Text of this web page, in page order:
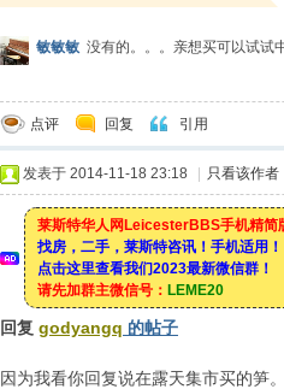
敏敏敏 没有的。。。亲想买可以试
点评 回复 引用
发表于 2014-11-18 23:18 只看该作者
莱斯特华人网LeicesterBBS手机精简
找房，二手，莱斯特咨讯！手机适用！
点击这里查看我们2023最新微信群！
请先加群主微信号： LEME20
回复 godyangq 的帖子
因为我看你回复说在露天集市买的笋